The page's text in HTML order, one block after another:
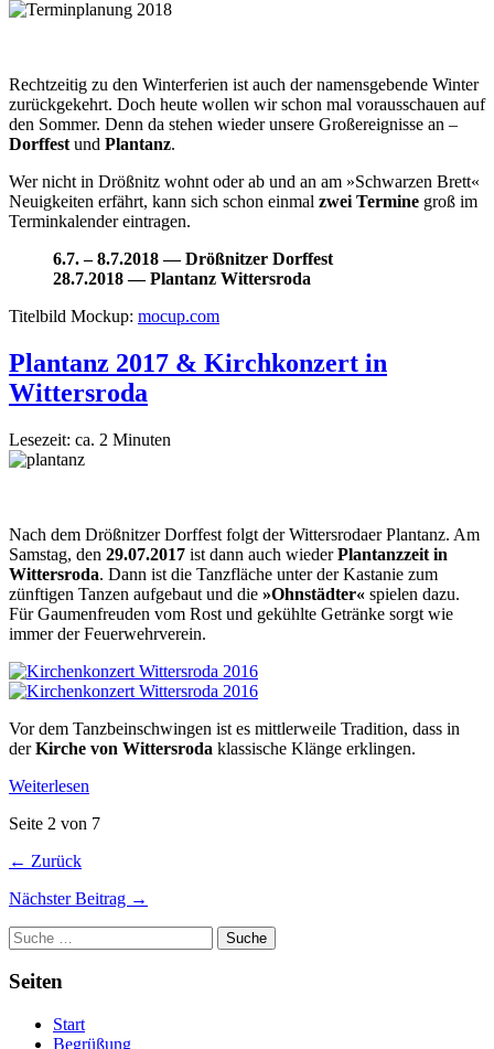
Rechtzeitig zu den Winterferien ist auch der namensgebende Winter
zurückgekehrt. Doch heute wollen wir schon mal vorausschauen auf
den Sommer. Denn da stehen wieder unsere Großereignisse an –
Dorffest und Plantanz.
Wer nicht in Drößnitz wohnt oder ab und an am »Schwarzen Brett«
Neuigkeiten erfährt, kann sich schon einmal zwei Termine groß im
Terminkalender eintragen.
6.7. – 8.7.2018 — Drößnitzer Dorffest
28.7.2018 — Plantanz Wittersroda
Titelbild Mockup: mocup.com
Plantanz 2017 & Kirchkonzert in
Wittersroda
Lesezeit: ca. 2 Minuten
Nach dem Drößnitzer Dorffest folgt der Wittersrodaer Plantanz. Am
Samstag, den 29.07.2017 ist dann auch wiederPlantanzzeit in
Wittersroda. Dann ist die Tanzfläche unter der Kastanie zum
zünftigen Tanzen aufgebaut und die »Ohnstädter« spielen dazu.
Für Gaumenfreuden vom Rost und gekühlte Getränke sorgt wie
immer der Feuerwehrverein.
Vor dem Tanzbeinschwingen ist es mittlerweile Tradition, dass in
derKirche von Wittersroda klassische Klänge erklingen.
Weiterlesen
Seite 2 von 7
← Zurück
Nächster Beitrag →
Suche
Seiten
Start
Begrüßung